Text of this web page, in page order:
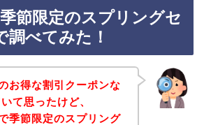
節限定のスプリングセ
調べてみた！
お得な割引クーポンな
て思ったけど、
季節限定のスプリング